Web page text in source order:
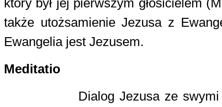
także utożsamienie Jezusa z
Ewangelia jest Jezusem.
Meditatio
Dialog Jezusa ze